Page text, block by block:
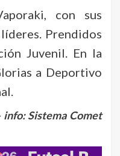
con sus
Prendidos
Juvenil. En la
a Deportivo
Sistema Comet